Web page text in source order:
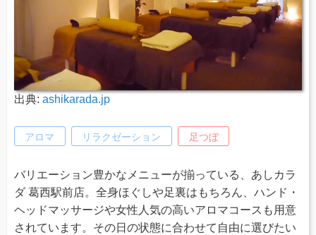
出典: ashikarada.jp
アロマ リラクゼーション 足つぼ
バリエーション豊かなメニューが揃っている、あしカラ
ダ 葛西駅前店。全身ほぐしや足裏はもちろん、ハンド・
ヘッドマッサージや女性人気の高いアロマコースも用意
されています。その日の状態に合わせて自由に選びたい